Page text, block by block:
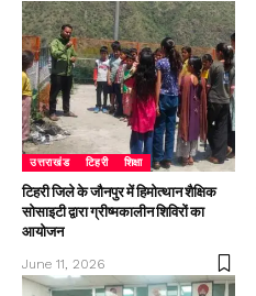
उत्तराखंड टिहरी शिक्षा
टिहरी जिले के जौनपुर में हिमोत्थान शैक्षिक
सोसाइटी द्वारा ग्रीष्मकालीन शिविरों का
आयोजन
June 11, 2026